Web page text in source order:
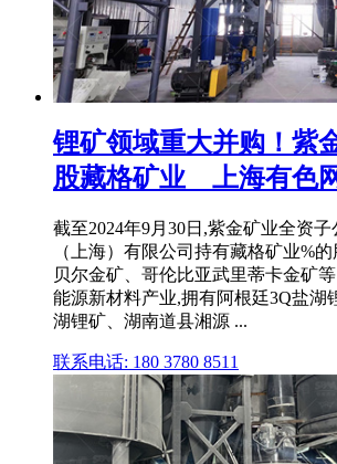
锂矿领域重大并购！紫
股藏格矿业__上海有色
截至2024年9月30日,紫金矿业全资
（上海）有限公司持有藏格矿业%
贝尔金矿、哥伦比亚武里蒂卡金矿
能源新材料产业,拥有阿根廷3Q盐湖
湖锂矿、湖南道县湘源 ...
联系电话: 180 3780 8511